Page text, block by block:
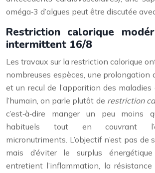
oméga‑3 d’algues peut être discutée
Restriction calorique
intermittent 16/8
Les travaux sur la restriction calorique
nombreuses espèces, une prolongation
et un recul de l’apparition des maladies
l’humain, on parle plutôt de restriction
c’est‑à‑dire manger un peu moins
habituels tout en couvrant
micronutriments. L’objectif n’est pas de
mais d’éviter le surplus
entretient l’inflammation, la